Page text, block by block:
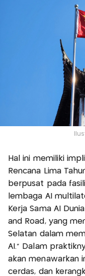
Hal ini memiliki
Rencana Lima
berpusat pada
lembaga AI
Kerja Sama AI
and Road, yang
Selatan dalam
AI." Dalam
akan menawarkan
cerdas, dan